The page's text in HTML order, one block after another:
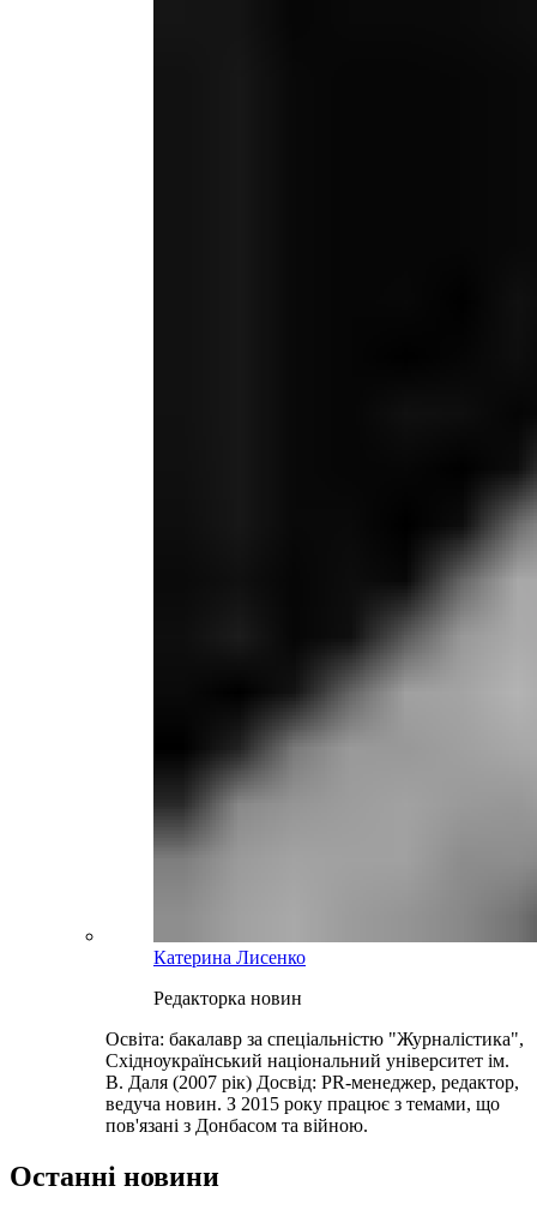
Катерина Лисенко
Редакторка новин
Освіта: бакалавр за спеціальністю "Журналістика",
Східноукраїнський національний університет ім.
В. Даля (2007 рік) Досвід: PR-менеджер, редактор,
ведуча новин. З 2015 року працює з темами, що
пов'язані з Донбасом та війною.
Останні новини